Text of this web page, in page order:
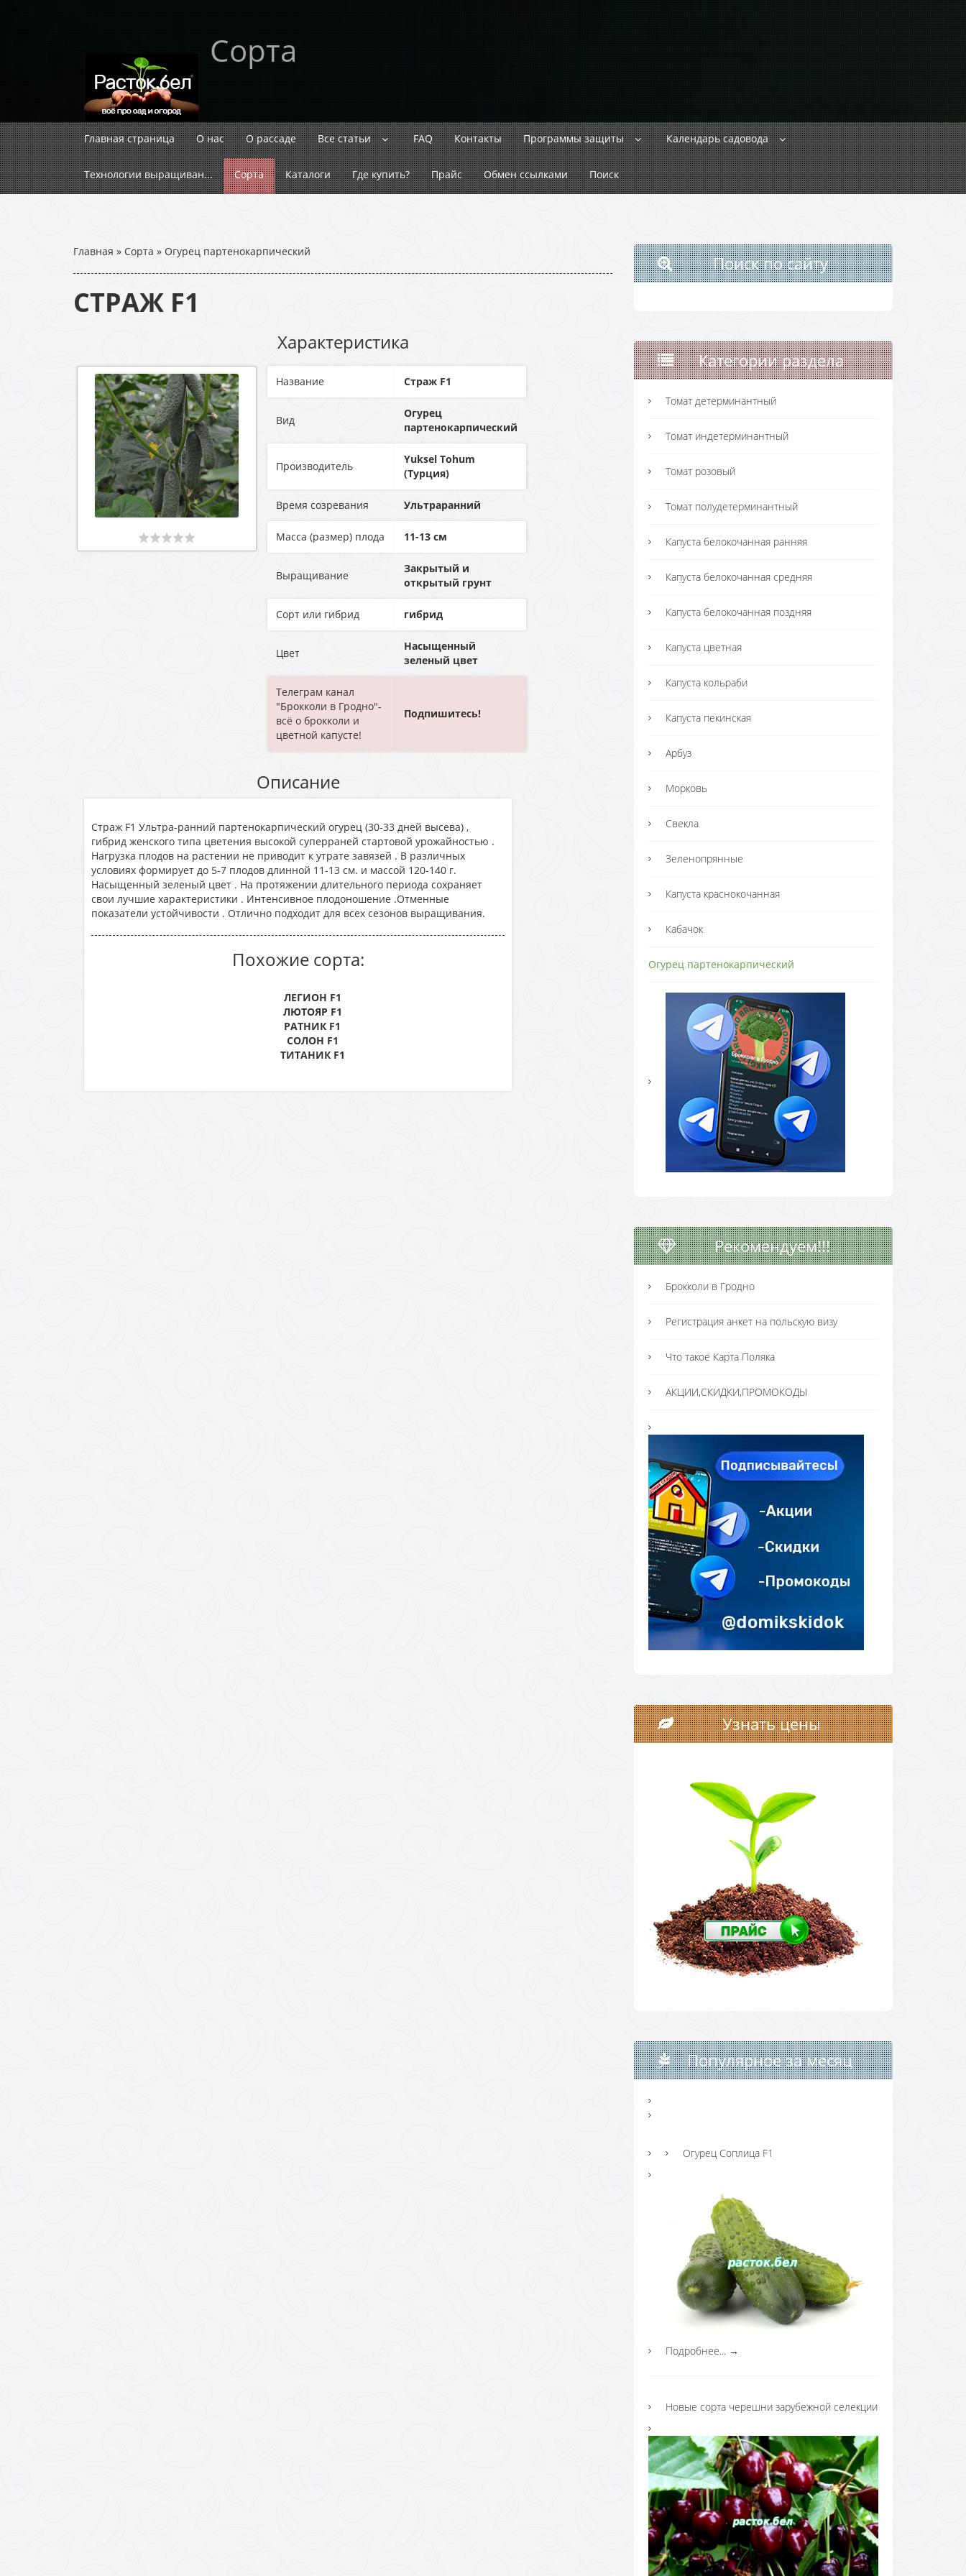
Сорта
Главная страница О нас О рассаде Все статьи FAQ Контакты Программы защиты Календарь садовода
Технологии выращиван... Сорта Каталоги Где купить? Прайс Обмен ссылками Поиск
Главная » Сорта » Огурец партенокарпический
СТРАЖ F1
Характеристика
Название Страж F1
Вид
Огурец
партенокарпический
Производитель
Yuksel Tohum
(Турция)
Время созревания Ультраранний
Масса (размер) плода 11-13 см
Выращивание
Закрытый и
открытый грунт
Сорт или гибрид гибрид
Цвет
Насыщенный
зеленый цвет
Телеграм канал
"Брокколи в Гродно"-
всё о брокколи и
цветной капусте!
Подпишитесь!
Описание
Страж F1 Ультра-ранний партенокарпический огурец (30-33 дней высева) ,
гибрид женского типа цветения высокой суперраней стартовой урожайностью .
Нагрузка плодов на растении не приводит к утрате завязей . В различных
условиях формирует до 5-7 плодов длинной 11-13 см. и массой 120-140 г.
Насыщенный зеленый цвет . На протяжении длительного периода сохраняет
свои лучшие характеристики . Интенсивное плодоношение .Отменные
показатели устойчивости . Отлично подходит для всех сезонов выращивания.
Похожие сорта:
ЛЕГИОН F1
ЛЮТОЯР F1
РАТНИК F1
СОЛОН F1
ТИТАНИК F1
Поиск по сайту
Категории раздела
Томат детерминантный
Томат индетерминантный
Томат розовый
Томат полудетерминантный
Капуста белокочанная ранняя
Капуста белокочанная средняя
Капуста белокочанная поздняя
Капуста цветная
Капуста кольраби
Капуста пекинская
Арбуз
Морковь
Свекла
Зеленопрянные
Капуста краснокочанная
Кабачок
Огурец партенокарпический
Рекомендуем!!!
Брокколи в Гродно
Регистрация анкет на польскую визу
Что такое Карта Поляка
АКЦИИ,СКИДКИ,ПРОМОКОДЫ
Узнать цены
Популярное за месяц
Огурец Соплица F1
Подробнее... →
Новые сорта черешни зарубежной селекции